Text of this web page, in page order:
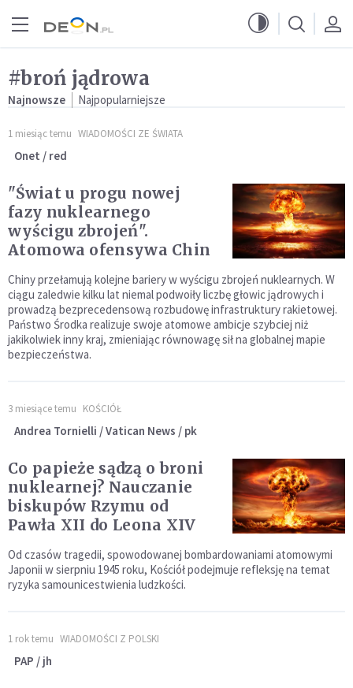
#broń jądrowa
Najnowsze Najpopularniejsze
1 miesiąc temu WIADOMOŚCI ZE ŚWIATA
Onet / red
"Świat u progu nowej
fazy nuklearnego
wyścigu zbrojeń".
Atomowa ofensywa Chin
Chiny przełamują kolejne bariery w wyścigu zbrojeń nuklearnych. W
ciągu zaledwie kilku lat niemal podwoiły liczbę głowic jądrowych i
prowadzą bezprecedensową rozbudowę infrastruktury rakietowej.
Państwo Środka realizuje swoje atomowe ambicje szybciej niż
jakikolwiek inny kraj, zmieniając równowagę sił na globalnej mapie
bezpieczeństwa.
3 miesiące temu KOŚCIÓŁ
Andrea Tornielli / Vatican News / pk
Co papieże sądzą o broni
nuklearnej? Nauczanie
biskupów Rzymu od
Pawła XII do Leona XIV
Od czasów tragedii, spowodowanej bombardowaniami atomowymi
Japonii w sierpniu 1945 roku, Kościół podejmuje refleksję na temat
ryzyka samounicestwienia ludzkości.
1 rok temu WIADOMOŚCI Z POLSKI
PAP / jh